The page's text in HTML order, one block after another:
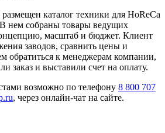
каталог техники для HoReCa
нем собраны товары ведущих
масштаб и бюджет. Клиент
заводов, сравнить цены и
обратиться к менеджерам компании,
заказ и выставили счет на оплату.
возможно по телефону 8 800 707
, через онлайн-чат на сайте.